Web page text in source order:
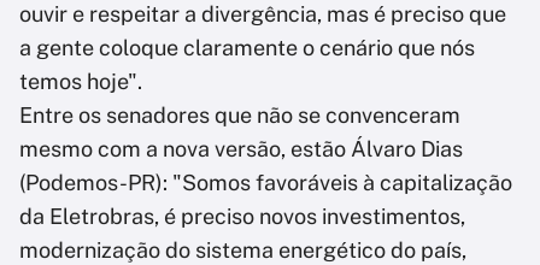
ouvir e respeitar a divergência, mas é preciso que
a gente coloque claramente o cenário que nós
temos hoje".
Entre os senadores que não se convenceram
mesmo com a nova versão, estão Álvaro Dias
(Podemos-PR): "Somos favoráveis à capitalização
da Eletrobras, é preciso novos investimentos,
modernização do sistema energético do país,